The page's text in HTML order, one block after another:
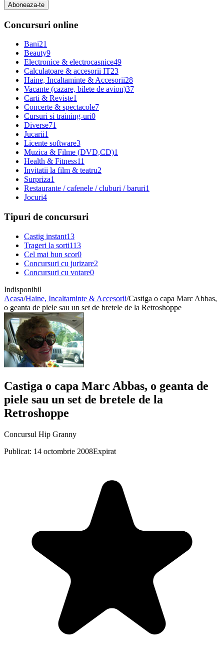
Aboneaza-te
Concursuri online
Bani21
Beauty9
Electronice & electrocasnice49
Calculatoare & accesorii IT23
Haine, Incaltaminte & Accesorii28
Vacante (cazare, bilete de avion)37
Carti & Reviste1
Concerte & spectacole7
Cursuri si training-uri0
Diverse71
Jucarii1
Licente software3
Muzica & Filme (DVD,CD)1
Health & Fitness11
Invitatii la film & teatru2
Surpriza1
Restaurante / cafenele / cluburi / baruri1
Jocuri4
Tipuri de concursuri
Castig instant13
Trageri la sorti113
Cel mai bun scor0
Concursuri cu jurizare2
Concursuri cu votare0
Indisponibil
Acasa/Haine, Incaltaminte & Accesorii/Castiga o capa Marc Abbas,
o geanta de piele sau un set de bretele de la Retroshoppe
Castiga o capa Marc Abbas, o geanta de
piele sau un set de bretele de la
Retroshoppe
Concursul Hip Granny
Publicat: 14 octombrie 2008Expirat